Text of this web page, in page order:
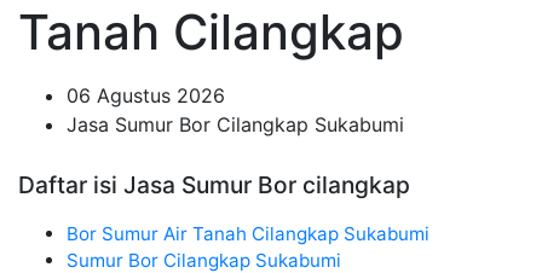
Tanah Cilangkap
06 Agustus 2026
Jasa Sumur Bor Cilangkap Sukabumi
Daftar isi Jasa Sumur Bor cilangkap
Bor Sumur Air Tanah Cilangkap Sukabumi
Sumur Bor Cilangkap Sukabumi